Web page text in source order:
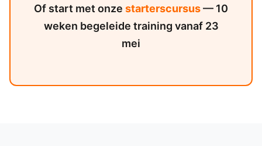
Of start met onze starterscursus— 10
weken begeleide training vanaf 23
mei